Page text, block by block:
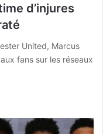
d’injures
United, Marcus
fans sur les réseaux